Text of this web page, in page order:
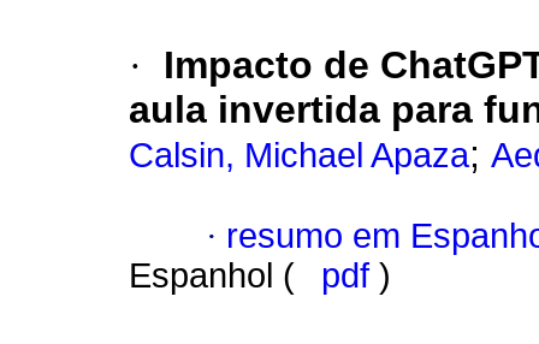
·
Impacto de
aula invertida para
Calsin, Michael Apaza;
· resumo em
Espanhol (
pdf )